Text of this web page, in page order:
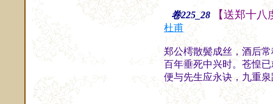
卷225_28 【送郑十
杜甫
郑公樗散鬓成丝，酒后
百年垂死中兴时。苍惶
便与先生应永诀，九重